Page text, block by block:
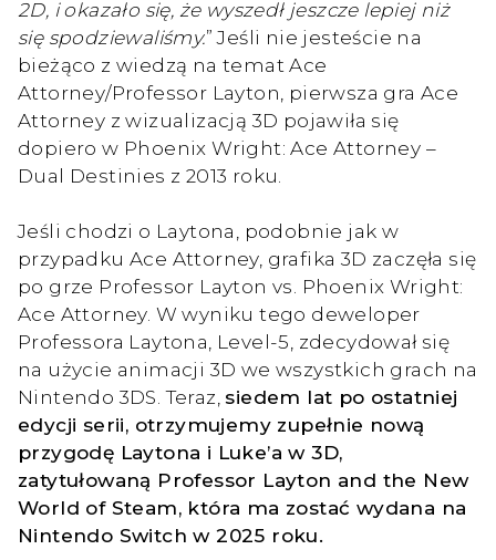
2D, i okazało się, że wyszedł jeszcze lepiej niż
się spodziewaliśmy.” Jeśli nie jesteście na
bieżąco z wiedzą na temat Ace
Attorney/Professor Layton, pierwsza gra Ace
Attorney z wizualizacją 3D pojawiła się
dopiero w Phoenix Wright: Ace Attorney –
Dual Destinies z 2013 roku.
Jeśli chodzi o Laytona, podobnie jak w
przypadku Ace Attorney, grafika 3D zaczęła się
po grze Professor Layton vs. Phoenix Wright:
Ace Attorney. W wyniku tego deweloper
Professora Laytona, Level-5, zdecydował się
na użycie animacji 3D we wszystkich grach na
Nintendo 3DS. Teraz, siedem lat po ostatniej
edycji serii, otrzymujemy zupełnie nową
przygodę Laytona i Luke’a w 3D,
zatytułowaną Professor Layton and the New
World of Steam, która ma zostać wydana na
Nintendo Switch w 2025 roku.